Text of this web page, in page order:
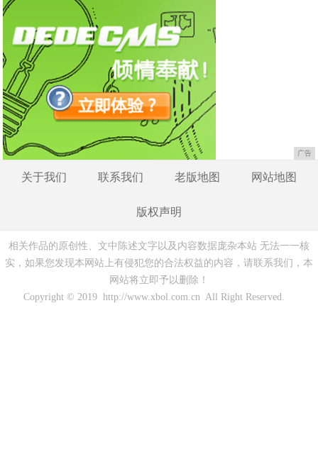
广告
关于我们 联系我们 老版地图 网站地图
版权声明
相关作品的原创性、文中陈述文字以及内容数据庞杂本站 无法一一核
实，如果您发现本网站上有侵犯您的合法权益的内容，请联系我们，本
网站将立即予以删除！
Copyright © 2019 http://www.xbol.com.cn All Right Reserved.